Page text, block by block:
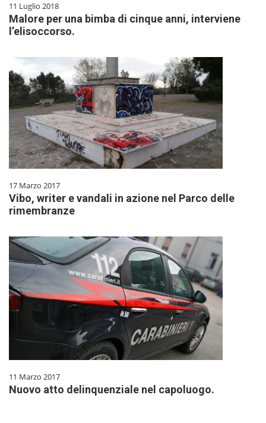
11 Luglio 2018
Malore per una bimba di cinque anni, interviene
l’elisoccorso.
17 Marzo 2017
Vibo, writer e vandali in azione nel Parco delle
rimembranze
11 Marzo 2017
Nuovo atto delinquenziale nel capoluogo.